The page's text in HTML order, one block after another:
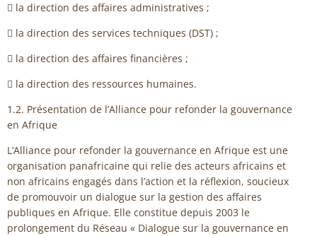
 la direction des affaires administratives ;
 la direction des services techniques (DST) ;
 la direction des affaires financières ;
 la direction des ressources humaines.
1.2. Présentation de l’Alliance pour refonder la gouvernance
en Afrique
L’Alliance pour refonder la gouvernance en Afrique est une
organisation panafricaine qui relie des acteurs africains et
non africains engagés dans l’action et la réflexion, soucieux
de promouvoir un dialogue sur la gestion des affaires
publiques en Afrique. Elle constitue depuis 2003 le
prolongement du Réseau « Dialogue sur la gouvernance en